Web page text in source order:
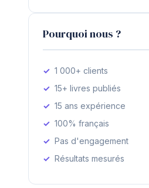
Pourquoi nous ?
1 000+ clients
15+ livres publiés
15 ans expérience
100% français
Pas d'engagement
Résultats mesurés